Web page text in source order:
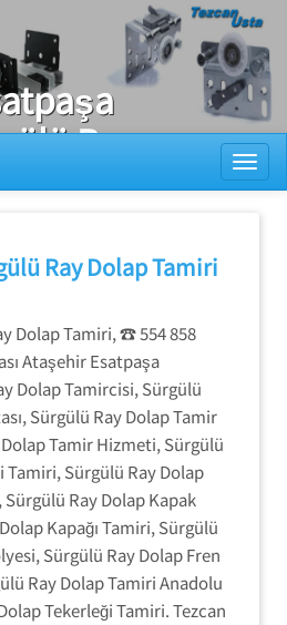
Ray
Kapagı
Ray Dolap Tamiri
Dolap Tamiri, ☎️ 554 858
Ataşehir Esatpaşa
Dolap Tamircisi, Sürgülü
Sürgülü Ray Dolap Tamir
Tamir Hizmeti, Sürgülü
Tamiri, Sürgülü Ray Dolap
Sürgülü Ray Dolap Kapak
Kapağı Tamiri, Sürgülü
Sürgülü Ray Dolap Fren
Ray Dolap Tamiri Anadolu
Tekerleği Tamiri. Tezcan